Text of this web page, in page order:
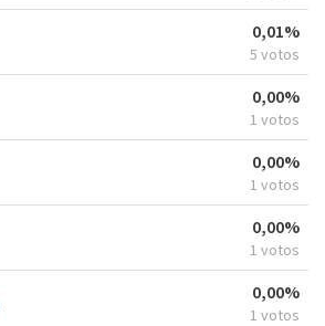
0,01%
5 votos
0,00%
1 votos
0,00%
1 votos
0,00%
1 votos
0,00%
1 votos